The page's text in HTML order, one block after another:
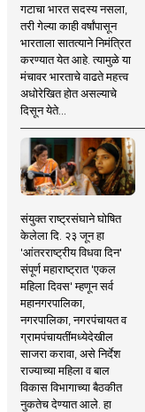
गटाचा भारत सदस्य नसला,
तरी गेल्या काही वर्षांपासून
भारताला सातत्याने निमंत्रित
करण्यात येत आहे. त्यामुळे या
मंचावर भारताचे वाढते महत्त्व
अधोरेखित होत असल्याचे
दिसून येते...
संयुक्त राष्ट्रसंघाने घोषित
केलेला दि. २३ जून हा
'आंतरराष्ट्रीय विधवा दिन'
संपूर्ण महाराष्ट्रात 'एकल
महिला दिवस' म्हणून सर्व
महानगरपालिका,
नगरपालिका, नगरपंचायत व
ग्रामपंचायतींमध्येदेखील
साजरा करावा, असे निर्देश
राज्याच्या महिला व बाल
विकास विभागाच्या बैठकीत
नुकतेच देण्यात आले. हा